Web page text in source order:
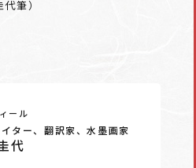
筆）
ール
ター、翻訳家、水墨画家
代